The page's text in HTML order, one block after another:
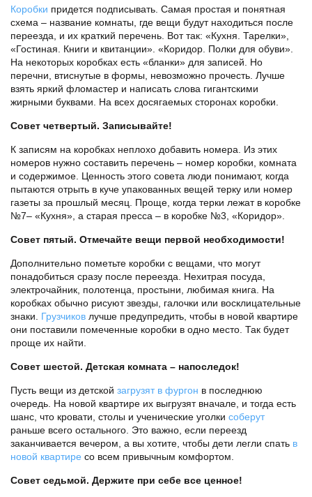
Коробки придется подписывать. Самая простая и понятная
схема – название комнаты, где вещи будут находиться после
переезда, и их краткий перечень. Вот так: «Кухня. Тарелки»,
«Гостиная. Книги и квитанции». «Коридор. Полки для обуви».
На некоторых коробках есть «бланки» для записей. Но
перечни, втиснутые в формы, невозможно прочесть. Лучше
взять яркий фломастер и написать слова гигантскими
жирными буквами. На всех досягаемых сторонах коробки.
Совет четвертый. Записывайте!
К записям на коробках неплохо добавить номера. Из этих
номеров нужно составить перечень – номер коробки, комната
и содержимое. Ценность этого совета люди понимают, когда
пытаются отрыть в куче упакованных вещей терку или номер
газеты за прошлый месяц. Проще, когда терки лежат в коробке
№7– «Кухня», а старая пресса – в коробке №3, «Коридор».
Совет пятый. Отмечайте вещи первой необходимости!
Дополнительно пометьте коробки с вещами, что могут
понадобиться сразу после переезда. Нехитрая посуда,
электрочайник, полотенца, простыни, любимая книга. На
коробках обычно рисуют звезды, галочки или восклицательные
знаки. Грузчиков лучше предупредить, чтобы в новой квартире
они поставили помеченные коробки в одно место. Так будет
проще их найти.
Совет шестой. Детская комната – напоследок!
Пусть вещи из детской загрузят в фургон в последнюю
очередь. На новой квартире их выгрузят вначале, и тогда есть
шанс, что кровати, столы и ученические уголки соберут
раньше всего остального. Это важно, если переезд
заканчивается вечером, а вы хотите, чтобы дети легли спать в
новой квартире со всем привычным комфортом.
Совет седьмой. Держите при себе все ценное!